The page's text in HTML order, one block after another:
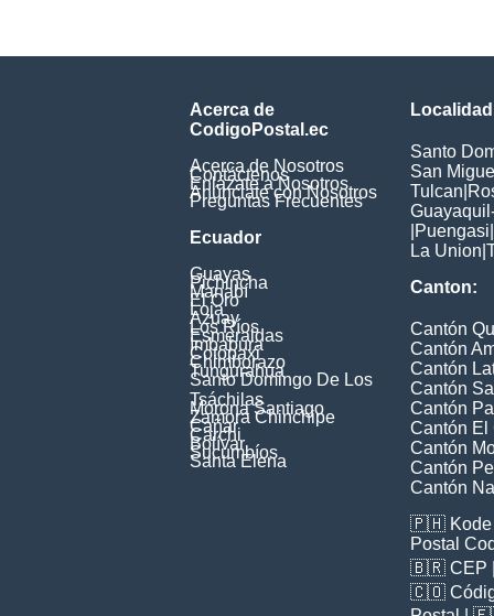
Acerca de
CodigoPostal.ec
Acerca de Nosotros
Contáctenos
Enlázate a Nosotros
Anúnciate con Nosotros
Preguntas Frecuentes
Ecuador
Guayas
Pichincha
Manabí
El Oro
Loja
Azuay
Los Ríos
Esmeraldas
Imbabura
Cotopaxi
Chimborazo
Tungurahua
Santo Domingo De Los
Tsáchilas
Morona Santiago
Zamora Chinchipe
Cañar
Carchi
Bolívar
Sucumbíos
Santa Elena
Santo
San
Tulcan
Puengasi
La Union
Canton:
Cantón
Cantón
Cantón
Cantón
Cantón
Cantón El
Cantón
Cantón
Cantón
🇵🇭
Postal
🇧🇷 CEP
🇨🇴